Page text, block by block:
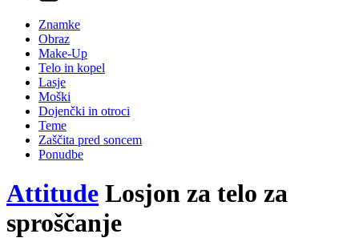
Znamke
Obraz
Make-Up
Telo in kopel
Lasje
Moški
Dojenčki in otroci
Teme
Zaščita pred soncem
Ponudbe
Attitude Losjon za telo za
sproščanje